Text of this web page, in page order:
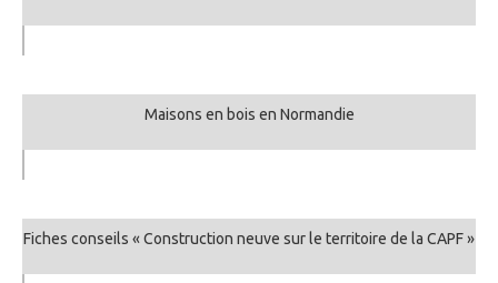
Maisons en bois en Normandie
Fiches conseils « Construction neuve sur le territoire de la CAPF »